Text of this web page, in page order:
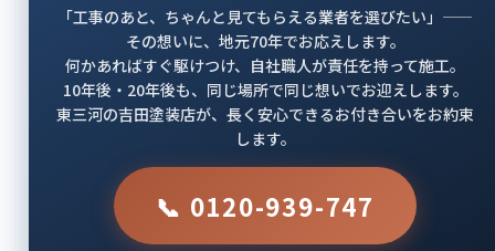
「工事のあと、ちゃんと見てもらえる業者を選びたい」——
その想いに、地元70年でお応えします。
何かあればすぐ駆けつけ、自社職人が責任を持って施工。
10年後・20年後も、同じ場所で同じ想いでお迎えします。
東三河の吉田塗装店が、長く安心できるお付き合いをお約束
します。
📞 0120-939-747